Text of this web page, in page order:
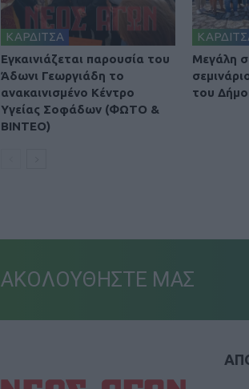
ΚΑΡΔΙΤΣΑ
Εγκαινιάζεται παρουσία του
Άδωνι Γεωργιάδη το
ανακαινισμένο Κέντρο
Υγείας Σοφάδων (ΦΩΤΟ &
ΒΙΝΤΕΟ)
Μεγάλη
του
ΑΚΟΛΟΥΘΗΣΤΕ ΜΑΣ